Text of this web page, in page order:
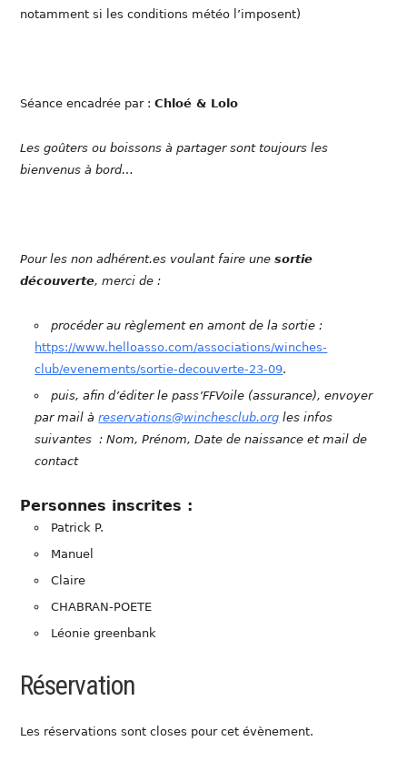
notamment si les conditions météo l’imposent)
Séance encadrée par :Chloé & Lolo
Les goûters ou boissons à partager sont toujours les
bienvenus à bord…
Pour les non adhérent.es voulant faire unesortie
découverte, merci de :
procéder au règlement en amont de la sortie :
https://www.helloasso.com/associations/winches-
club/evenements/sortie-decouverte-23-09.
puis, afin d’éditer le pass’FFVoile (assurance), envoyer
par mail àreservations@winchesclub.org les infos
suivantes : Nom, Prénom, Date de naissance et mail de
contact
Personnes inscrites :
Patrick P.
Manuel
Claire
CHABRAN-POETE
Léonie greenbank
Réservation
Les réservations sont closes pour cet évènement.